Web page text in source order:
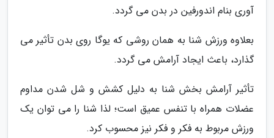
آوری بنام اندورفین در بدن می گردد.
بعلاوه ورزش شنا به همان روشی که یوگا روی بدن تأثیر می
گذارد، باعث ایجاد آرامش می گردد.
تأثیر آرامش بخش شنا به دلیل کشش و شل شدن مداوم
عضلات همراه با تنفس عمیق است؛ لذا شنا را می توان یک
ورزش مربوط به فکر و فکر نیز محسوب کرد.